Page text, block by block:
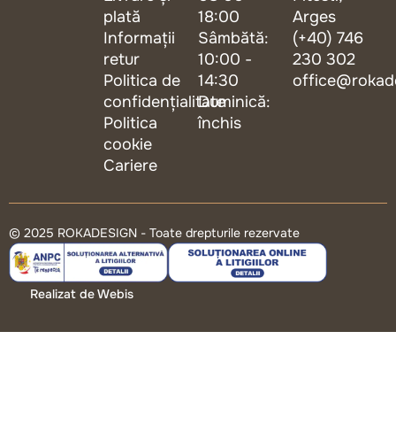
plată
Informații
retur
Politica de
confidențialitate
Politica
cookie
Cariere
18:00
Sâmbătă:
10:00 -
14:30
Duminică:
închis
Arges
(+40) 746
230 302
© 2025 ROKADESIGN - Toate drepturile rezervate
Realizat de Webis